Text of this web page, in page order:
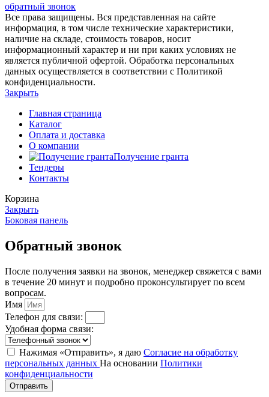
обратный звонок
Все права защищены. Вся представленная на сайте
информация, в том числе технические характеристики,
наличие на складе, стоимость товаров, носит
информационный характер и ни при каких условиях не
является публичной офертой. Обработка персональных
данных осуществляется в соответствии с Политикой
конфиденциальности.
Закрыть
Главная страница
Каталог
Оплата и доставка
О компании
Получение гранта
Тендеры
Контакты
Корзина
Закрыть
Боковая панель
Обратный звонок
После получения заявки на звонок, менеджер свяжется с вами
в течение 20 минут и подробно проконсультирует по всем
вопросам.
Имя
Телефон для связи:
Удобная форма связи:
Нажимая «Отправить», я даю Согласие на обработку
персональных данных На основании Политики
конфиденциальности
Отправить